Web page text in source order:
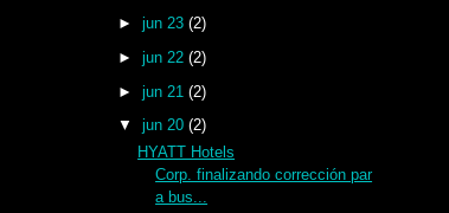
►jun 23(2)
►jun 22(2)
►jun 21(2)
▼jun 20(2)
HYATT Hotels
Corp. finalizando corrección par
a bus...